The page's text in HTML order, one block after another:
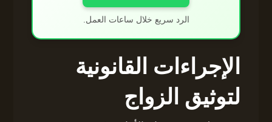
الرد سريع خلال ساعات العمل.
الإجراءات القانونية
لتوثيق الزواج